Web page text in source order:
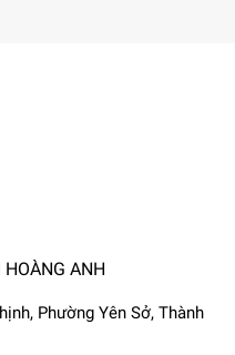
ANH
Phường Yên Sở, Thành